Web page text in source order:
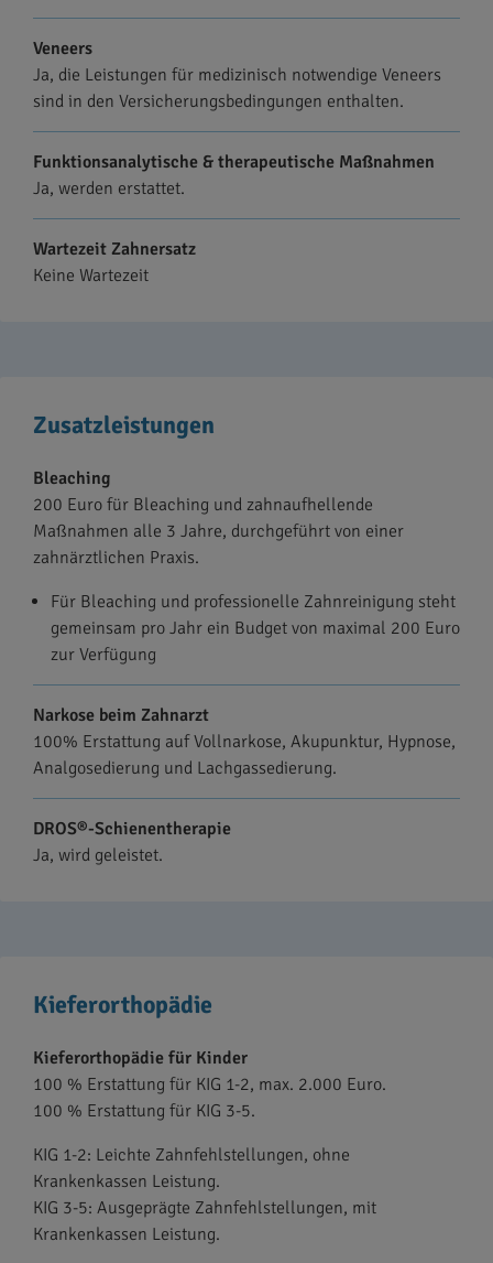
Veneers
Ja, die Leistungen für medizinisch notwendige Veneers
sind in den Versicherungsbedingungen enthalten.
Funktionsanalytische & therapeutische Maßnahmen
Ja, werden erstattet.
Wartezeit Zahnersatz
Keine Wartezeit
Zusatzleistungen
Bleaching
200 Euro für Bleaching und zahnaufhellende
Maßnahmen alle 3 Jahre, durchgeführt von einer
zahnärztlichen Praxis.
Für Bleaching und professionelle Zahnreinigung steht
gemeinsam pro Jahr ein Budget von maximal 200 Euro
zur Verfügung
Narkose beim Zahnarzt
100% Erstattung auf Vollnarkose, Akupunktur, Hypnose,
Analgosedierung und Lachgassedierung.
DROS®-Schienentherapie
Ja, wird geleistet.
Kieferorthopädie
Kieferorthopädie für Kinder
100 % Erstattung für KIG 1-2, max. 2.000 Euro.
100 % Erstattung für KIG 3-5.
KIG 1-2: Leichte Zahnfehlstellungen, ohne
Krankenkassen Leistung.
KIG 3-5: Ausgeprägte Zahnfehlstellungen, mit
Krankenkassen Leistung.